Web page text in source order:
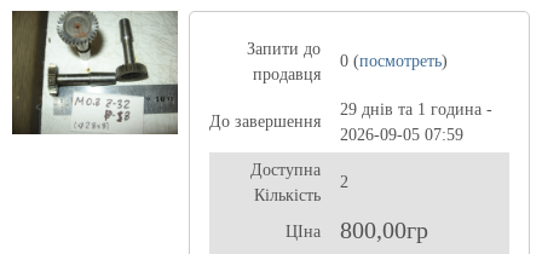
Запити до
продавця
0 (посмотреть)
До завершення
29 днів та 1 година -
2026-09-05 07:59
Доступна
Кількість
2
ЦІна 800,00гр